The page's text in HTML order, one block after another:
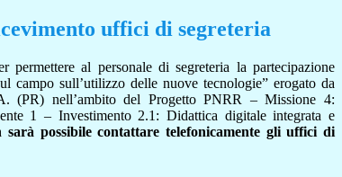
uffici di segreteria
permettere al personale di segreteria la partecipazione
campo sull’utilizzo delle nuove tecnologie” erogato da
(PR) nell’ambito del ProgettoPNRR – Missione 4:
1 – Investimento 2.1:Didattica digitale integrata e
sarà possibile contattare telefonicamente gli uffici di